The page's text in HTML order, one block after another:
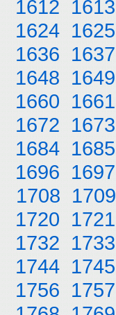
1612 1613
1624 1625
1636 1637
1648 1649
1660 1661
1672 1673
1684 1685
1696 1697
1708 1709
1720 1721
1732 1733
1744 1745
1756 1757